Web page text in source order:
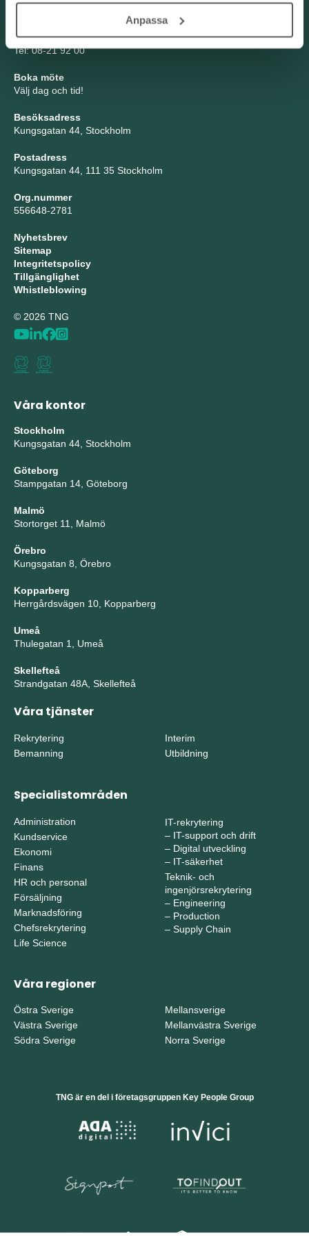
Anpassa
info@tng.se
Tel: 08-21 92 00
Boka möte
Välj dag och tid!
Besöksadress
Kungsgatan 44, Stockholm
Postadress
Kungsgatan 44, 111 35 Stockholm
Org.nummer
556648-2781
Nyhetsbrev
Sitemap
Integritetspolicy
Tillgänglighet
Whistleblowing
© 2026 TNG
Våra kontor
Stockholm
Kungsgatan 44, Stockholm
Göteborg
Stampgatan 14, Göteborg
Malmö
Stortorget 11, Malmö
Örebro
Kungsgatan 8, Örebro
Kopparberg
Herrgårdsvägen 10, Kopparberg
Umeå
Thulegatan 1, Umeå
Skellefteå
Strandgatan 48A, Skellefteå
Våra tjänster
Rekrytering
Bemanning
Interim
Utbildning
Specialistområden
Administration
Kundservice
Ekonomi
Finans
HR och personal
Försäljning
Marknadsföring
Chefsrekrytering
Life Science
IT-rekrytering
– IT-support och drift
– Digital utveckling
– IT-säkerhet
Teknik- och
ingenjörsrekrytering
– Engineering
– Production
– Supply Chain
Våra regioner
Östra Sverige
Västra Sverige
Södra Sverige
Mellansverige
Mellanvästra Sverige
Norra Sverige
TNG är en del i företagsgruppen Key People Group